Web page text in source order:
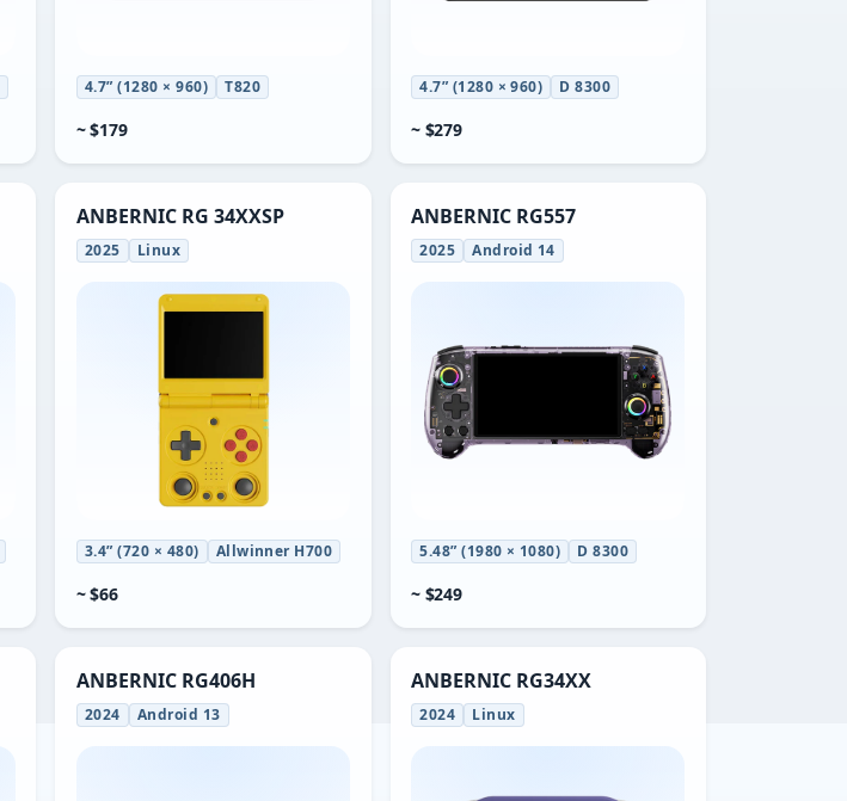
4.7” (1280 × 960) T820
~ $179
4.7” (1280 × 960) D 8300
~ $279
ANBERNIC RG 34XXSP
2025 Linux
3.4” (720 × 480) Allwinner H700
~ $66
ANBERNIC RG557
2025 Android 14
5.48” (1980 × 1080) D 8300
~ $249
ANBERNIC RG406H
2024 Android 13
ANBERNIC RG34XX
2024 Linux